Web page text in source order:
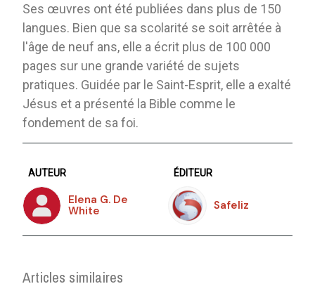
Ses œuvres ont été publiées dans plus de 150
langues. Bien que sa scolarité se soit arrêtée à
l'âge de neuf ans, elle a écrit plus de 100 000
pages sur une grande variété de sujets
pratiques. Guidée par le Saint-Esprit, elle a exalté
Jésus et a présenté la Bible comme le
fondement de sa foi.
AUTEUR
Elena G. De
White
ÉDITEUR
Safeliz
Articles similaires